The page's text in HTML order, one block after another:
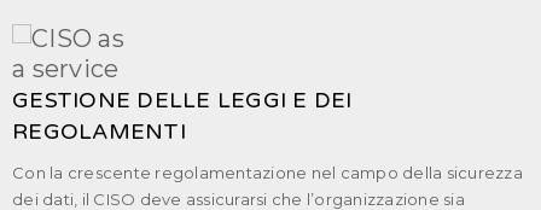
GESTIONE DELLE LEGGI E DEI
REGOLAMENTI
Con la crescente regolamentazione nel campo della sicurezza
dei dati, il CISO deve assicurarsi che l’organizzazione sia